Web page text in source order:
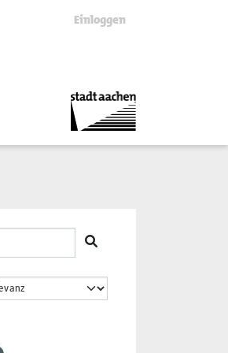
Einloggen